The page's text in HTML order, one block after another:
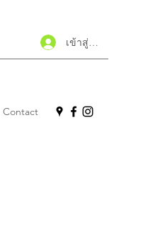
เข้าสู่ระบบ
Contact